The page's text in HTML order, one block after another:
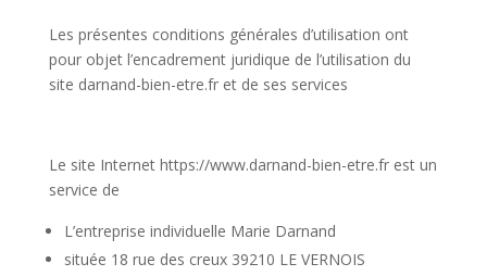
Les présentes conditions générales d’utilisation ont
pour objet l’encadrement juridique de l’utilisation du
site darnand-bien-etre.fr et de ses services
Le site Internet https://www.darnand-bien-etre.fr est un
service de
L’entreprise individuelle Marie Darnand
située 18 rue des creux 39210 LE VERNOIS